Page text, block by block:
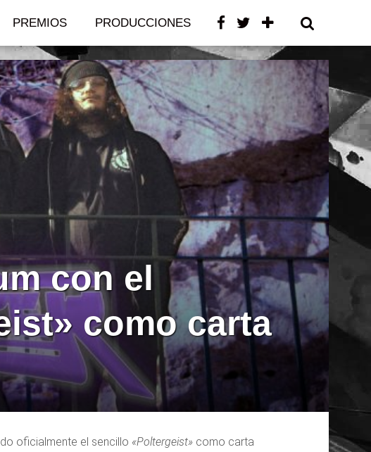
PREMIOS PRODUCCIONES CONTACTO
con el
como carta
oficialmente el sencillo «Poltergeist»como carta